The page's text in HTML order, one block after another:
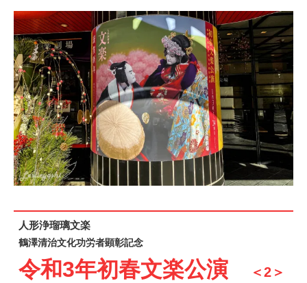
人形浄瑠璃文楽
鶴澤清治文化功労者顕彰記念
令和3年初春文楽公演 ＜2 ＞